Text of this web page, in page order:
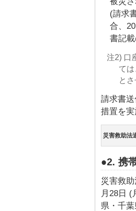
(請求
合、
書記
注2) 口
て
と
請求書
措置を実
災害救助法
●2. 携
災害救
月28日 (
県・千